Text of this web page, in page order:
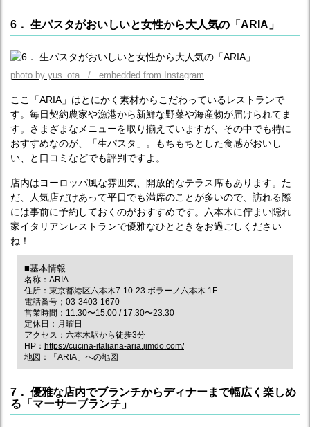
6． 生パスタがおいしいと女性から大人気の「ARIA」
photo by yus_ota / embedded from Instagram
ここ「ARIA」はとにかく素材からこだわっているレストランで
す。毎日契約農家や漁港から新鮮な野菜や海産物が届けられてま
す。さまざまなメニューを取り揃えていますが、その中でも特に
おすすめなのが、「生パスタ」。もちもちとした食感がおいし
い、と口コミなどでも評判ですよ。
店内はヨーロッパ風な雰囲気、開放的なテラス席もあります。た
だ、人気店だけあって平日でも満席のことが多いので、訪れる際
には事前に予約しておくのがおすすめです。六本木に佇まい隠れ
家イタリアンレストランで優雅なひとときをお過ごしください
ね！
■基本情報
名称：ARIA
住所：東京都港区六本木7‐10‐23 ボラーノ六本木 1F
電話番号；03-3403-1670
営業時間：11:30〜15:00 / 17:30〜23:30
定休日：月曜日
アクセス：六本木駅から徒歩3分
HP： https://cucina-italiana-aria.jimdo.com/
地図：
「ARIA」への地図
7． 優雅な店内でブランチからディナーまで幅広く楽しめ
る「マーサーブランチ」